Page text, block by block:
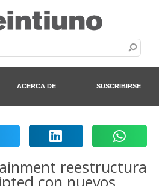
ACERCA DE SUSCRIBIRSE
reestructura